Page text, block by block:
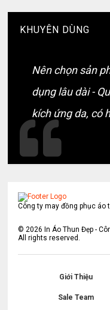
KHUYÊN DÙNG
Nên chọn sản
dụng lâu dài -
kích ứng da, có
Công ty may đồng phục áo
© 2026 In Áo Thun Đẹp -
All rights reserved.
Giới Thiệu
Sale Team